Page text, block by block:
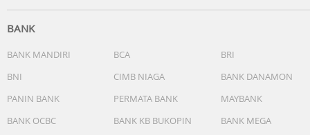
Kapasitas PK: 1 PK
Cooling Capacity
Rated Voltage
: 220-240 Volt
Refrigerant
: R32 (Eco New)
Coverage Area
: 10-18 m²
Indoor Dimensions
: 805 x 194 x 285 mm
BANK
BANK MANDIRI BCA
BRI
BNI
CIMB NIAGA
BANK DANAMON
PANIN BANK
PERMATA BANK
MAYBANK
BANK OCBC
BANK KB BUKOPIN
BANK MEGA